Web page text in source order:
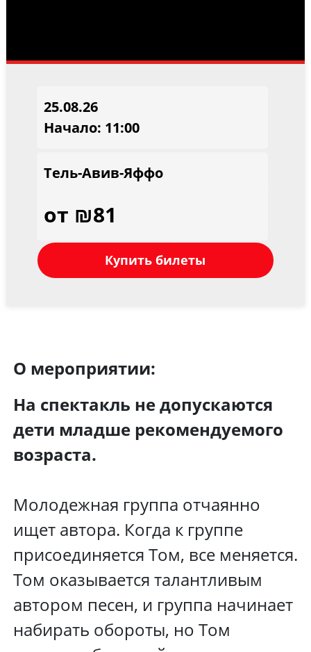
25.08.26
Начало: 11:00
Тель-Авив-Яффо
от ₪81
Купить билеты
О мероприятии:
На спектакль не допускаются
дети младше рекомендуемого
возраста.
Молодежная группа отчаянно
ищет автора. Когда к группе
присоединяется Том, все меняется.
Том оказывается талантливым
автором песен, и группа начинает
набирать обороты, но Том